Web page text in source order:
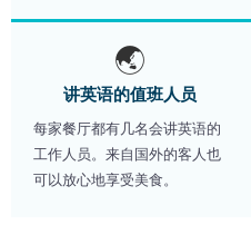
🌏
讲英语的值班人员
每家餐厅都有几名会讲英语的
工作人员。来自国外的客人也
可以放心地享受美食。